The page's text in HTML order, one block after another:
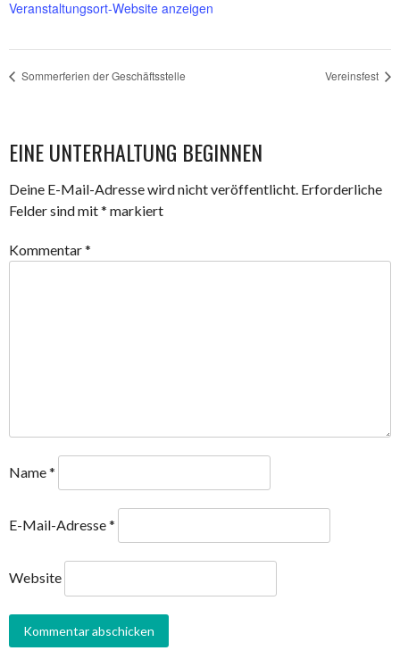
Veranstaltungsort-Website anzeigen
Sommerferien der Geschäftsstelle Vereinsfest
EINE UNTERHALTUNG BEGINNEN
Deine E-Mail-Adresse wird nicht veröffentlicht. Erforderliche
Felder sind mit* markiert
Kommentar*
Name*
E-Mail-Adresse*
Website